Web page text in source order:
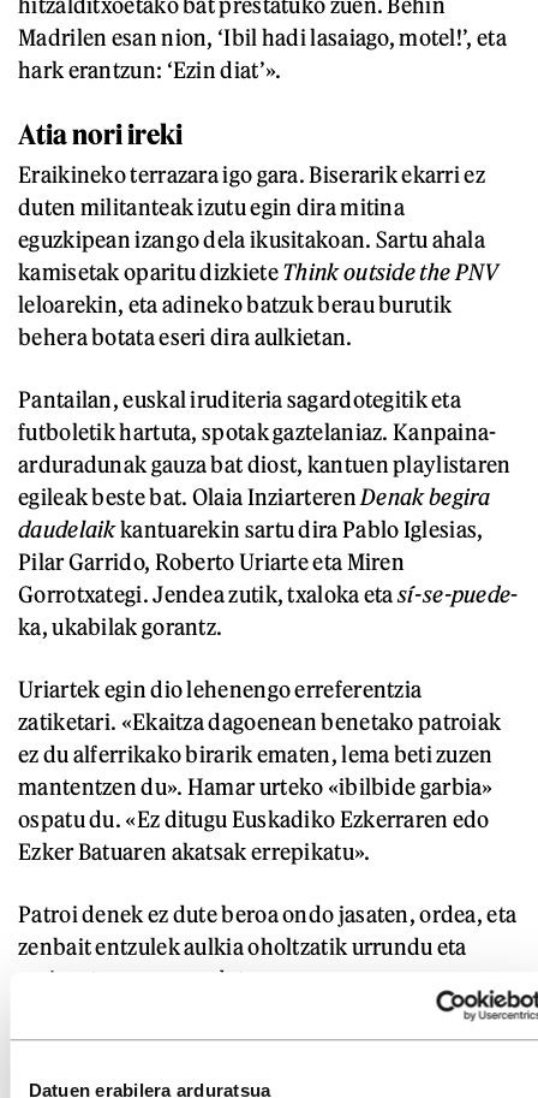
Datuen erabilera arduratsua
Madrilen esan nion, ‘Ibil hadi lasaiago, motel!’, eta
hark erantzun: ‘Ezin diat’».
Atia nori ireki
Eraikineko terrazara igo gara. Biserarik ekarri ez
duten militanteak izutu egin dira mitina
eguzkipean izango dela ikusitakoan. Sartu ahala
kamisetak oparitu dizkieteThink outside the PNV
leloarekin, eta adineko batzuk berau burutik
behera botata eseri dira aulkietan.
Pantailan, euskal iruditeria sagardotegitik eta
futboletik hartuta, spotak gaztelaniaz. Kanpaina-
arduradunak gauza bat diost, kantuen playlistaren
egileak beste bat. Olaia Inziarteren Denak begira
daudelaikkantuarekin sartu dira Pablo Iglesias,
Pilar Garrido, Roberto Uriarte eta Miren
Gorrotxategi. Jendea zutik, txaloka etasí-se-puede-
ka, ukabilak gorantz.
Uriartek egin dio lehenengo erreferentzia
zatiketari. «Ekaitza dagoenean benetako patroiak
ez du alferrikako birarik ematen, lema beti zuzen
mantentzen du». Hamar urteko «ibilbide garbia»
ospatu du. «Ez ditugu Euskadiko Ezkerraren edo
Ezker Batuaren akatsak errepikatu».
Patroi denek ez dute beroa ondo jasaten, ordea, eta
zenbait entzulek aulkia oholtzatik urrundu eta
gerizpetara eraman dute.
«Lasai» etorri da Iglesias, kargu publikorik ez